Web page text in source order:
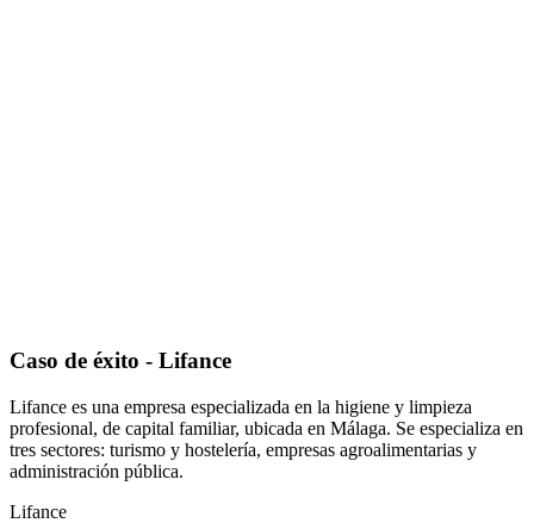
Caso de éxito - Lifance
Lifance es una empresa especializada en la higiene y limpieza
profesional, de capital familiar, ubicada en Málaga. Se especializa en
tres sectores: turismo y hostelería, empresas agroalimentarias y
administración pública.
Lifance